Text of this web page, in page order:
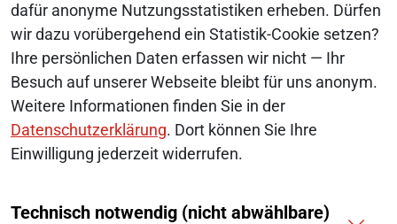
dafür anonyme Nutzungsstatistiken erheben. Dürfen
wir dazu vorübergehend ein Statistik-Cookie setzen?
Ihre persönlichen Daten erfassen wir nicht — Ihr
Besuch auf unserer Webseite bleibt für uns anonym.
Weitere Informationen finden Sie in der
Datenschutzerklärung. Dort können Sie Ihre
Einwilligung jederzeit widerrufen.
Technisch notwendig (nicht abwählbare)
© 2026 Monopolkommission
SERVICE-NAVIGATION
SITEMAP
ERKLÄRUNG ZUR BARRIEREFREIHEIT
IMPRESSUM